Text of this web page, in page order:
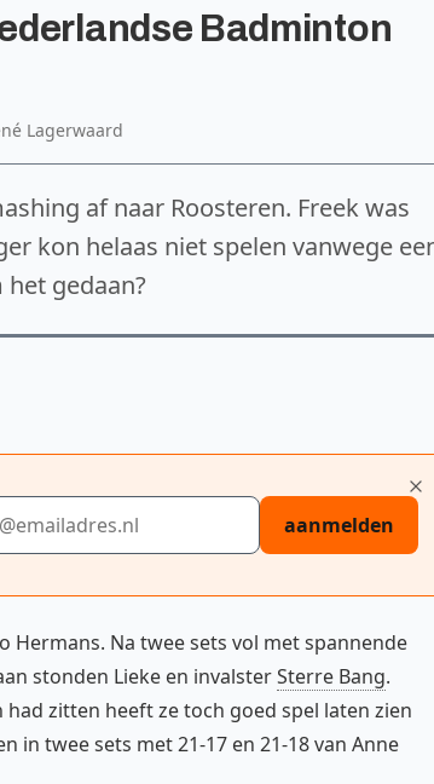
Badminton
Lagerwaard
af naar Roosteren. Freek was
kon helaas niet spelen vanwege
gedaan?
aanmelden
Hermans. Na twee sets vol met spannende
stonden Lieke en invalsterSterre Bang.
zitten heeft ze toch goed spel laten zien
in twee sets met 21-17 en 21-18 van Anne